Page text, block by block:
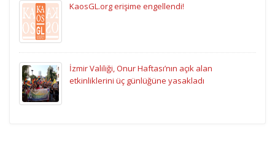
KaosGL.org erişime engellendi!
İzmir Valiliği, Onur Haftası’nın açık alan
etkinliklerini üç günlüğüne yasakladı